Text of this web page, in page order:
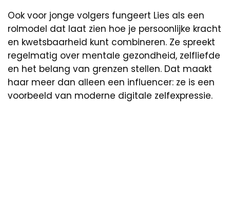
Ook voor jonge volgers fungeert Lies als een
rolmodel dat laat zien hoe je persoonlijke kracht
en kwetsbaarheid kunt combineren. Ze spreekt
regelmatig over mentale gezondheid, zelfliefde
en het belang van grenzen stellen. Dat maakt
haar meer dan alleen een influencer: ze is een
voorbeeld van moderne digitale zelfexpressie.